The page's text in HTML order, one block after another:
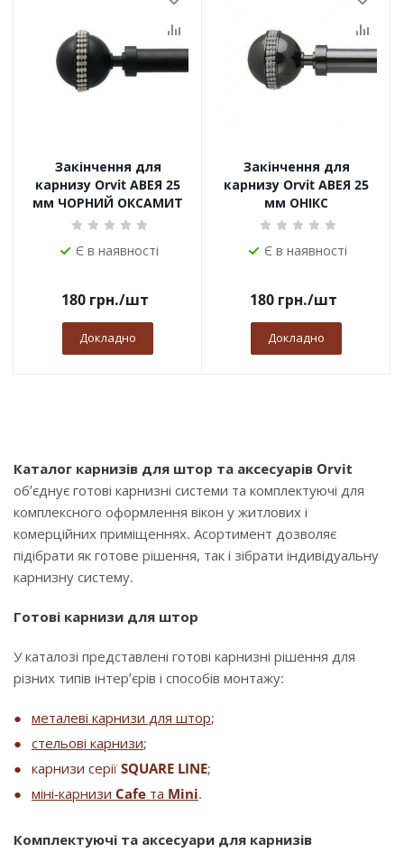
Закінчення для
карнизу Orvit АВЕЯ 25
мм ЧОРНИЙ ОКСАМИТ
Є в наявності
180грн./шт
Докладно
Закінчення для
карнизу Orvit АВЕЯ 25
мм ОНІКС
Є в наявності
180грн./шт
Докладно
Каталог карнизів для штор та аксесуарів Orvit
об’єднує готові карнизні системи та комплектуючі для
комплексного оформлення вікон у житлових і
комерційних приміщеннях. Асортимент дозволяє
підібрати як готове рішення, так і зібрати індивідуальну
карнизну систему.
Готові карнизи для штор
У каталозі представлені готові карнизні рішення для
різних типів інтер’єрів і способів монтажу:
металеві карнизи для штор;
стельові карнизи;
карнизи серії SQUARE LINE;
міні-карнизи Cafe та Mini.
Комплектуючі та аксесуари для карнизів